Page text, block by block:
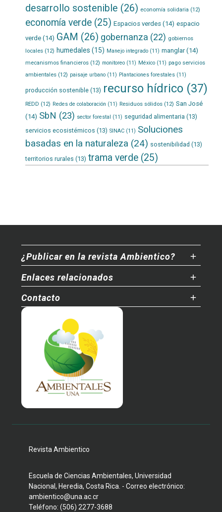
desarrollo sostenible (26) economía solidaria (12)
economía verde(25) Espacios verdes(14) espacio
verde(14) GAM (26) gobernanza (22) gobiernos
locales(12) humedales (15) Manejo integrado(11) manglar(14)
mecanismos financieros(12) monitoreo(11) México(11) pago servicios
ambientales(12) paisaje urbano(11) Plantaciones forestales(11)
producción sostenible(13) recurso hídrico(37)
REDD (12) Redes de colaboración (11) Residuos sólidos(12) San José
(14) SbN (23) sector forestal (11) seguridad alimentaria (13)
servicios ecosistémicos (13) SINAC(11) Soluciones
basadas en la naturaleza (24) sostenibilidad (13)
territorios rurales (13) trama verde(25)
¿Publicar en la revista Ambientico?
Enlaces relacionados
Contacto
Revista Ambientico
Escuela de Ciencias Ambientales, Universidad
Nacional, Heredia, Costa Rica. - Correo electrónico:
ambientico@una.ac.cr
Teléfono: (506) 2277-3688